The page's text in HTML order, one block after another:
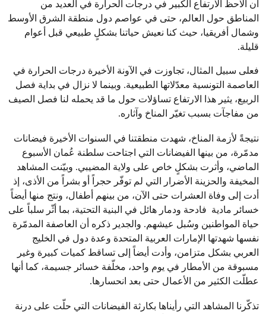
أن ألاحظ الارتفاع الكبير في درجات الحرارة في العديد من
المناطق حول العالم، حتى في عواصم دول منطقة الشرق الأوسط
وشمال أفريقيا، حيث كنا نعيش حياتنا بشكلٍ طبيعي قبل أعوام
قليلة.
فعلى سبيل المثال، تجاوزت في الآونة الأخيرة درجات الحرارة في
العاصمة التونسية معدّلاتها الطبيعية. وبينما لا نزال في بداية فصل
الربيع، يثير هذا الارتفاع تساؤلات حول ما قد يحمله لنا فصل الصيف
من مفاجآت بسبب تغيّر المناخ وآثاره.
نتيجةً لأزمة المناخ، شهدت منطقتنا في السنوات الأخيرة فيضانات
مدمّرة، من بينها الفيضانات التي اجتاحت سلطنة عُمان الأسبوع
الماضي، وأثرت بشكلٍ خاص على ولاية المضيبي. وبيّنت المشاهد
المخيفة والحزينة الأضرار التي لم توفّر حجراً أو بشراً من الأذى، إذ
أدت إلى وفاة العشرات حتى الآن، من بينهم أطفال، ونتج منها أيضاً
خسائر مادية فادحة ودمار هائل في البنية التحتية، بما أثّر سلباً على
حياة المواطنين وسُبل عيشهم. والجدير ذكره أن العاصفة المدمّرة
نفسها شهدتها الإمارات العربية المتحدة وعدة دول في الخليج
العربي بشكل متزامن، وأدت أيضاً إلى تساقط كميات كبيرة وغير
مسبوقة من الأمطار في يوم واحد، مخلّفة خسائر جسيمة، كما أنها
عطلّت الكثير من الأعمال حتى بعد انحسارها.
تذكّرنا المشاهد التي رأيناها بكارثة الفيضانات التي حلّت على درنة